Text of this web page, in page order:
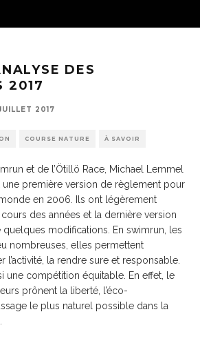
DES
2017
2017
COURSE NATURE À SAVOIR
et de l’Ötillö Race, Michael Lemmel
une première version de règlement pour
en 2006. Ils ont légèrement
des années et la dernière version
modifications. En swimrun, les
nombreuses, elles permettent
l’activité, la rendre sure et responsable.
une compétition équitable. En effet, le
prônent la liberté, l’éco-
le plus naturel possible dans la